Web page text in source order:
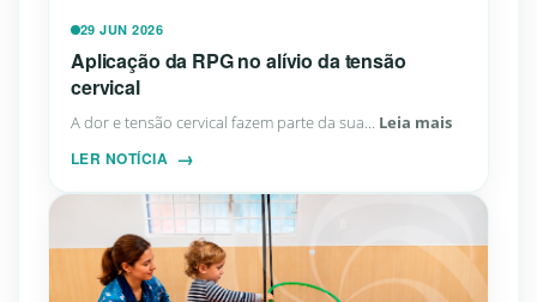
29 JUN 2026
Aplicação da RPG no alívio da tensão
cervical
A dor e tensão cervical fazem parte da sua... Leia mais
LER NOTÍCIA